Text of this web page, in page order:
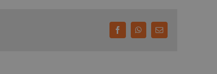
FacebookWhatsApp
E-